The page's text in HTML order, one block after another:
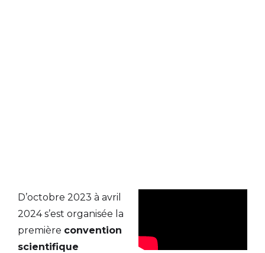
D’octobre 2023 à avril
2024 s’est organisée la
première convention
scientifique